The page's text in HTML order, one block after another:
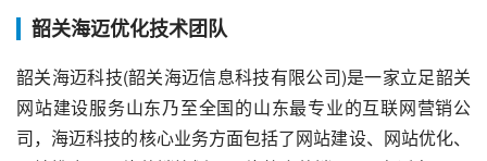
韶关海迈优化技术团队
韶关海迈科技(韶关海迈信息科技有限公司)是一家立足韶关
网站建设服务山东乃至全国的山东最专业的互联网营销公
司，海迈科技的核心业务方面包括了网站建设、网站优化、